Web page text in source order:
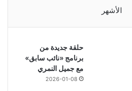
الأشهر
حلقة جديدة من
برنامج «نائب سابق»
مع جميل النمري
2026-01-08